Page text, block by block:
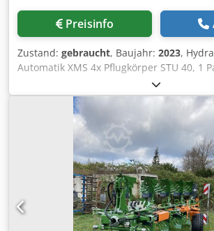
Preisinfo
Zustand: gebraucht, Baujahr: 2023,
Automatik XMS 4x Pflugkörper STU 40, 1
HD, 1 / Paar Anlagenschoner, 1 Paar 4x
RH65-85 Scheibensech DM 500 zu /
schwer Pendelstützrad DM680 / Csdpfx